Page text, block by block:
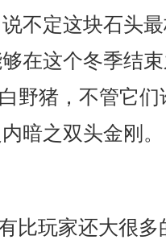
不定这块石头
在这个冬季结
野猪，不管它
暗之双头金刚。
比玩家还大很